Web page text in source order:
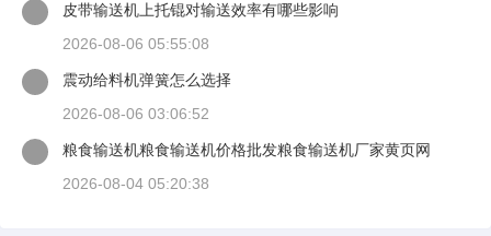
皮带输送机上托锟对输送效率有哪些影响
2026-08-06 05:55:08
震动给料机弹簧怎么选择
2026-08-06 03:06:52
粮食输送机粮食输送机价格批发粮食输送机厂家黄页网
2026-08-04 05:20:38